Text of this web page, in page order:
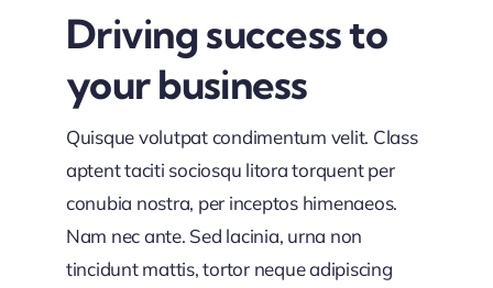
Driving success to
your business
Quisque volutpat condimentum velit. Class
aptent taciti sociosqu litora torquent per
conubia nostra, per inceptos himenaeos.
Nam nec ante. Sed lacinia, urna non
tincidunt mattis, tortor neque adipiscing